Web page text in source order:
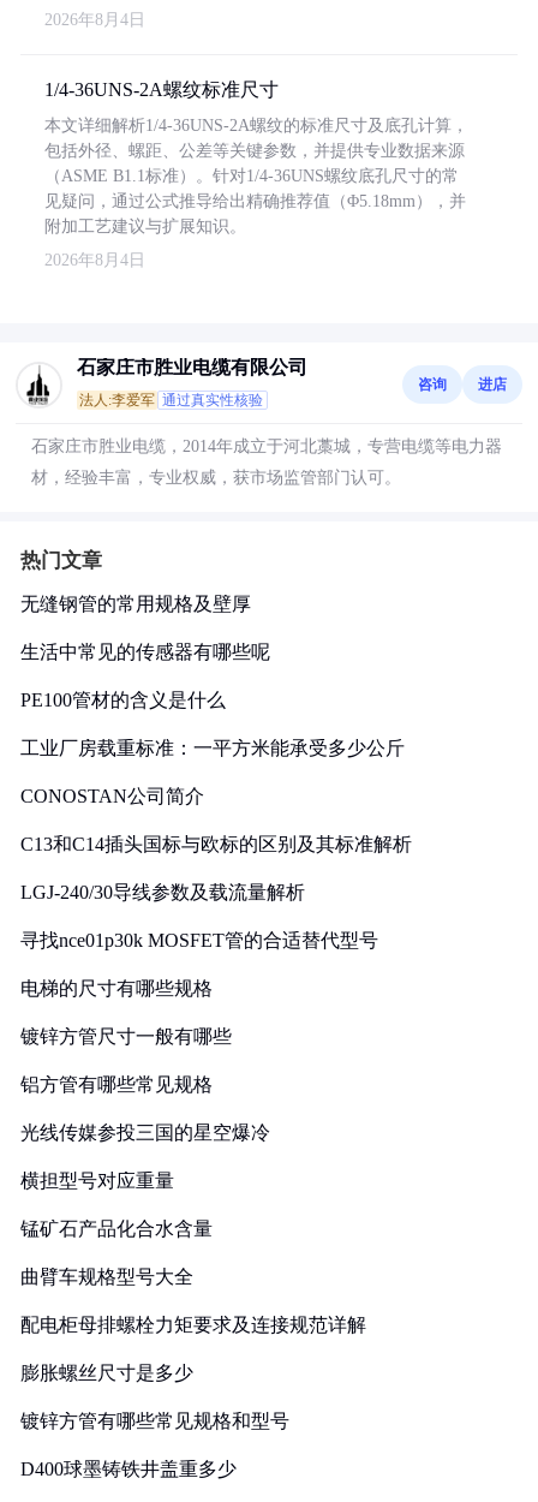
2026年8月4日
1/4-36UNS-2A螺纹标准尺寸
本文详细解析1/4-36UNS-2A螺纹的标准尺寸及底孔计算，
包括外径、螺距、公差等关键参数，并提供专业数据来源
（ASME B1.1标准）。针对1/4-36UNS螺纹底孔尺寸的常
见疑问，通过公式推导给出精确推荐值（Φ5.18mm），并
附加工艺建议与扩展知识。
2026年8月4日
石家庄市胜业电缆有限公司
法人:李爱军 通过真实性核验
咨询 进店
石家庄市胜业电缆，2014年成立于河北藁城，专营电缆等电力器
材，经验丰富，专业权威，获市场监管部门认可。
热门文章
无缝钢管的常用规格及壁厚
生活中常见的传感器有哪些呢
PE100管材的含义是什么
工业厂房载重标准：一平方米能承受多少公斤
CONOSTAN公司简介
C13和C14插头国标与欧标的区别及其标准解析
LGJ-240/30导线参数及载流量解析
寻找nce01p30k MOSFET管的合适替代型号
电梯的尺寸有哪些规格
镀锌方管尺寸一般有哪些
铝方管有哪些常见规格
光线传媒参投三国的星空爆冷
横担型号对应重量
锰矿石产品化合水含量
曲臂车规格型号大全
配电柜母排螺栓力矩要求及连接规范详解
膨胀螺丝尺寸是多少
镀锌方管有哪些常见规格和型号
D400球墨铸铁井盖重多少